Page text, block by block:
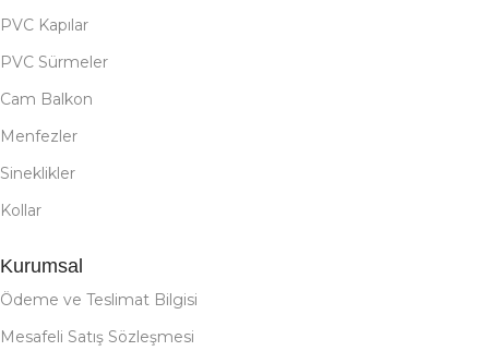
PVC Kapılar
PVC Sürmeler
Cam Balkon
Menfezler
Sineklikler
Kollar
Kurumsal
Ödeme ve Teslimat Bilgisi
Mesafeli Satış Sözleşmesi